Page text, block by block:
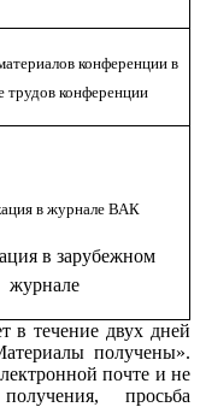
конференции в
трудов конференции
в журнале ВАК
в зарубежном
журнале
в течение двух дней
получены».
почте и не
просьба